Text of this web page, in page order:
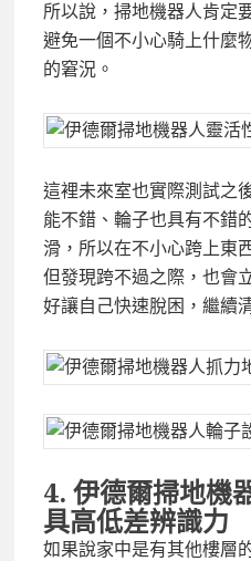
所以說，掃地機器人肯定
避免一個不小心騎上什麼
的窘況。
這裡未來室也實際測試之
能不錯、輪子也具有不錯
滑，所以在不小心跨上東
但發現跨不過之際，也會
好讓自己快速脫困，繼續
4. 伊德爾掃地機
具高低差辨識力
如果說家中是有其他樓層